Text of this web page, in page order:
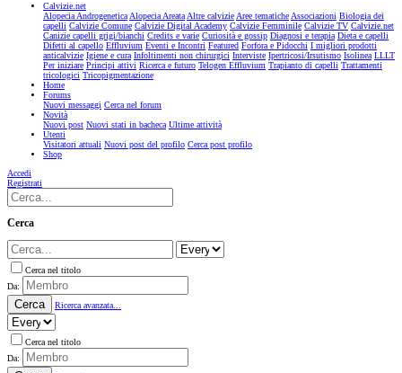
Calvizie.net
Alopecia AndrogeneticaAlopecia AreataAltre calvizieAree tematicheAssociazioni Biologia dei
capelli Calvizie Comune Calvizie Digital Academy Calvizie Femminile Calvizie TV Calvizie.net
Canizie capelli grigi/bianchi Credits e varie Curiosità e gossip Diagnosi e terapia Dieta e capelli
Difetti al capello Effluvium Eventi e Incontri Featured Forfora e Pidocchi I migliori prodotti
anticalvizie Igiene e cura Infoltimenti non chirurgici Interviste Ipertricosi/Irsutismo Isolinea LLLT
Per iniziare Principi attivi Ricerca e futuro Telogen Effluvium Trapianto di capelli Trattamenti
tricologici Tricopigmentazione
Home
Forums
Nuovi messaggi Cerca nel forum
Novità
Nuovi post Nuovi stati in bacheca Ultime attività
Utenti
Visitatori attuali Nuovi post del profilo Cerca post profilo
Shop
Accedi
Registrati
Cerca
Cerca nel titolo
Da:
Cerca Ricerca avanzata...
Cerca nel titolo
Da: